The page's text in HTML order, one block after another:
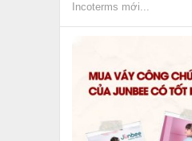
Incoterms mới...